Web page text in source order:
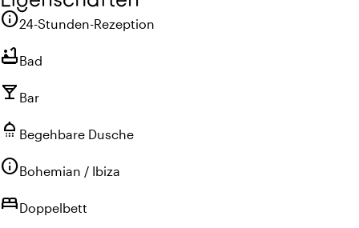
info24-Stunden-Rezeption
bathtubBad
local_bar Bar
shower Begehbare Dusche
infoBohemian / Ibiza
bedDoppelbett